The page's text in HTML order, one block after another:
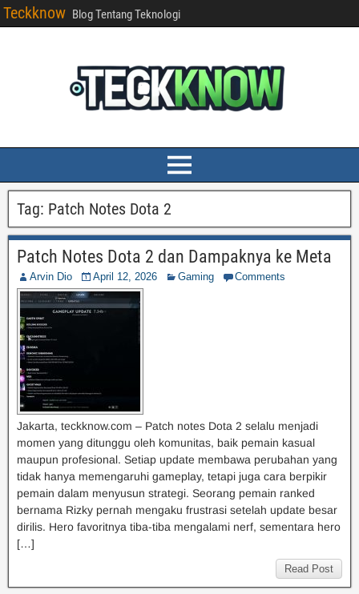
Teckknow Blog Tentang Teknologi
Tag: Patch Notes Dota 2
Patch Notes Dota 2 dan Dampaknya ke Meta
Arvin Dio April 12, 2026 Gaming Comments
Jakarta, teckknow.com – Patch notes Dota 2 selalu menjadi
momen yang ditunggu oleh komunitas, baik pemain kasual
maupun profesional. Setiap update membawa perubahan yang
tidak hanya memengaruhi gameplay, tetapi juga cara berpikir
pemain dalam menyusun strategi. Seorang pemain ranked
bernama Rizky pernah mengaku frustrasi setelah update besar
dirilis. Hero favoritnya tiba-tiba mengalami nerf, sementara hero
[…]
Read Post